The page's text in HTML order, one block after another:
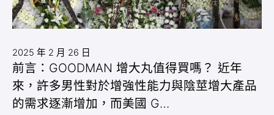
2025 年 2 月 26 日
前言：GOODMAN 增大丸值得買嗎？ 近年
來，許多男性對於增強性能力與陰莖增大產品
的需求逐漸增加，而美國 G…